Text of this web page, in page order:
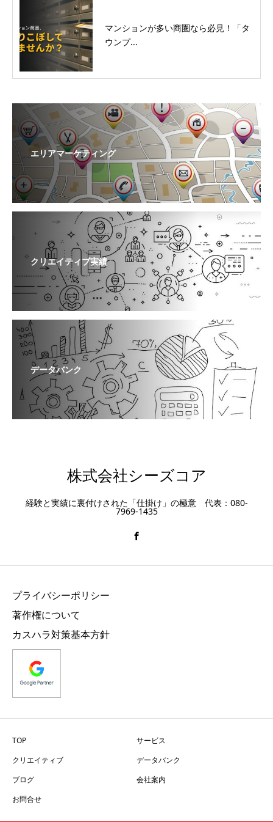
マンションが多い商圏なら必見！「タ
ウンプ...
エリアマーケティング
クリエイティブ実績
データバンク
株式会社シーズコア
経験と実績に裏付けされた「仕掛け」の極意 代表：080-
7969-1435
プライバシーポリシー
著作権について
カスハラ対策基本方針
TOP
サービス
クリエイティブ
データバンク
ブログ
会社案内
お問合せ